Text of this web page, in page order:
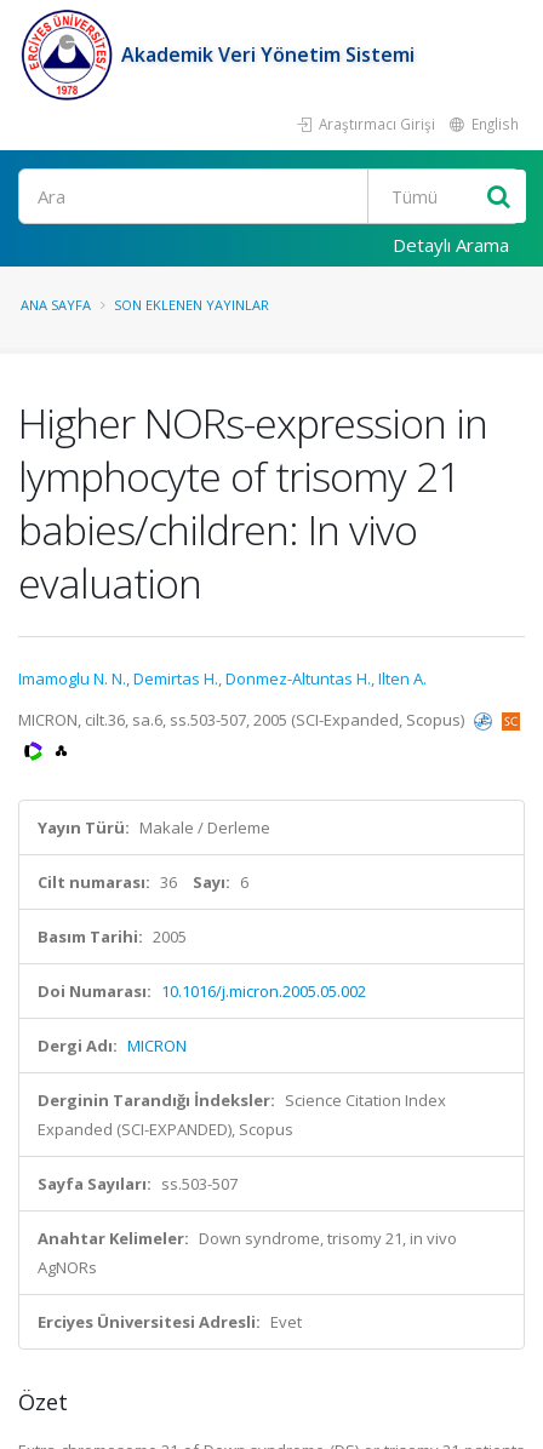
Akademik Veri Yönetim Sistemi
Araştırmacı Girişi English
Ara
Detaylı Arama
ANA SAYFA SON EKLENEN YAYINLAR
Higher NORs-expression in
lymphocyte of trisomy 21
babies/children: In vivo
evaluation
Imamoglu N. N.,Demirtas H.,Donmez-Altuntas H.,Ilten A.
MICRON, cilt.36, sa.6, ss.503-507, 2005 (SCI-Expanded, Scopus)
Yayın Türü: Makale / Derleme
Cilt numarası: 36 Sayı: 6
Basım Tarihi: 2005
Doi Numarası: 10.1016/j.micron.2005.05.002
Dergi Adı: MICRON
Derginin Tarandığı İndeksler: Science Citation Index
Expanded (SCI-EXPANDED), Scopus
Sayfa Sayıları: ss.503-507
Anahtar Kelimeler: Down syndrome, trisomy 21, in vivo
AgNORs
Erciyes Üniversitesi Adresli: Evet
Özet